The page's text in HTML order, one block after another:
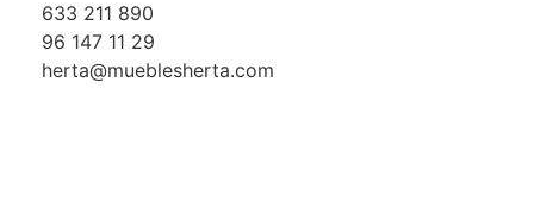
633 211 890
96 147 11 29
herta@mueblesherta.com